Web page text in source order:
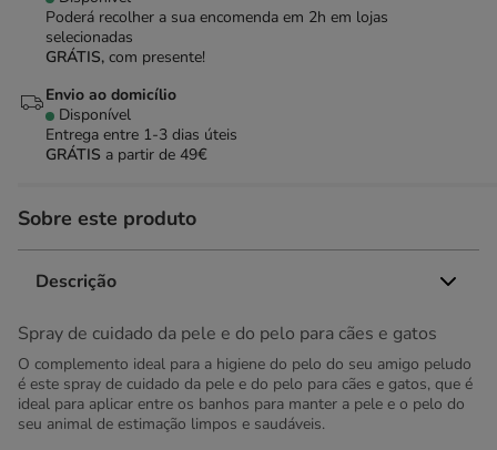
Poderá recolher a sua encomenda em 2h em lojas
selecionadas
GRÁTIS, com presente!
Envio ao domicílio
Disponível
Entrega entre 1-3 dias úteis
GRÁTIS a partir de 49€
Sobre este produto
Descrição
Spray de cuidado da pele e do pelo para cães e gatos
O complemento ideal para a higiene do pelo do seu amigo peludo
é este spray de cuidado da pele e do pelo para cães e gatos, que é
ideal para aplicar entre os banhos para manter a pele e o pelo do
seu animal de estimação limpos e saudáveis.